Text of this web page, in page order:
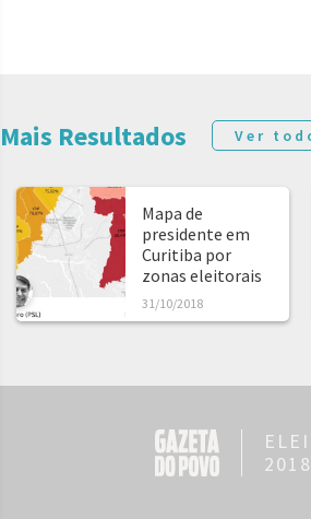
Mais Resultados Ver
Mapa de
presidente em
Curitiba por
zonas eleitorais
31/10/2018
2018